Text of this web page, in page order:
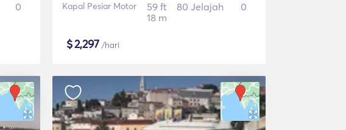
0 Kapal Pesiar Motor
59 ft
18 m
80 Jelajah 0
$2,297 /hari